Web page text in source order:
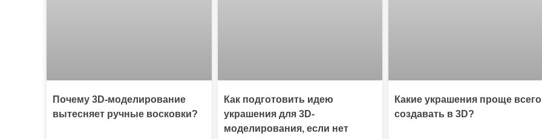
Почему 3D-моделирование
вытесняет ручные восковки?
Как подготовить идею
украшения для 3D-
моделирования, если нет
Какие украшения проще всего
создавать в 3D?